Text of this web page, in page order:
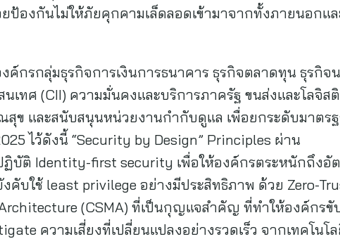
ป้องกันไม่ให้ภัยคุกคามเล็ดลอดเข้ามาจากทั้งภายนอกแล
ค์กรกลุ่มธุรกิจการเงินการธนาคาร ธุรกิจตลาดทุน ธุรกิจ
ทศ (CII) ความมั่นคงและบริการภาครัฐ ขนส่งและโลจิส
ข และสนับสนุนหน่วยงานกำกับดูแล เพื่อยกระดับมาตร
ไว้ดังนี้ “Security by Design” Principles ผ่าน
บัติ Identity-first security เพื่อให้องค์กรตระหนักถึงอัต
บใช้ least privilege อย่างมีประสิทธิภาพ ด้วย Zero-
(CSMA) ที่เป็นกุญแจสำคัญ ที่ทำให้องค์กรขั
ความเสี่ยงที่เปลี่ยนแปลงอย่างรวดเร็ว จากเทคโนโ